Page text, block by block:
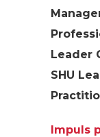
Leader
SHU
Impuls